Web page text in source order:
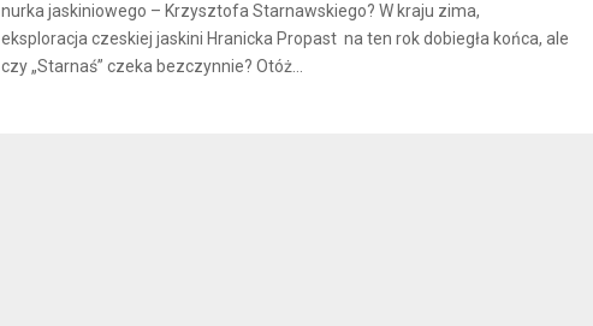
nurka jaskiniowego – Krzysztofa Starnawskiego? W kraju zima,
eksploracja czeskiej jaskini Hranicka Propast na ten rok dobiegła końca, ale
czy „Starnaś” czeka bezczynnie? Otóż...